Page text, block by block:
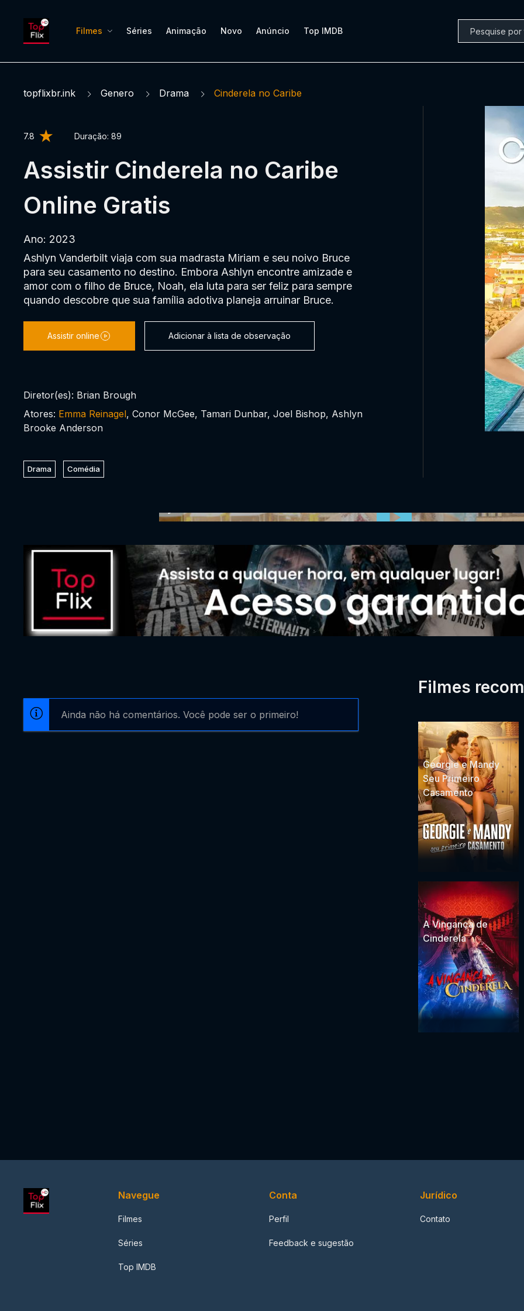
Filmes Séries Animação Novo Anúncio Top IMDB
topflixbr.ink Genero Drama Cinderela no Caribe
7.8 Duração: 89
Assistir Cinderela no Caribe
Online Gratis
Ano: 2023
Ashlyn Vanderbilt viaja com sua madrasta Miriam e seu noivo Bruce
para seu casamento no destino. Embora Ashlyn encontre amizade e
amor com o filho de Bruce, Noah, ela luta para ser feliz para sempre
quando descobre que sua família adotiva planeja arruinar Bruce.
Assistir online Adicionar à lista de observação
Diretor(es): Brian Brough
Atores: Emma Reinagel, Conor McGee, Tamari Dunbar, Joel Bishop, Ashlyn
Brooke Anderson
Drama Comédia
Ainda não há comentários. Você pode ser o primeiro!
Filmes
Georgie e Mandy
Seu Primeiro
Casamento
A Vingança de
Cinderela
Navegue
Filmes
Séries
Top IMDB
Conta
Perfil
Feedback e sugestão
Jurídico
Contato